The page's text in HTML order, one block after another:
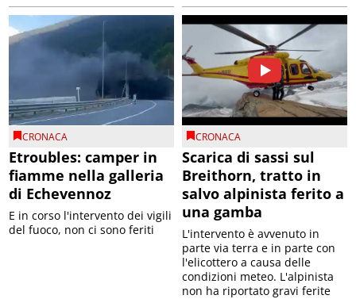
CRONACA
Etroubles: camper in
fiamme nella galleria
di Echevennoz
E in corso l'intervento dei vigili
del fuoco, non ci sono feriti
CRONACA
Scarica di sassi sul
Breithorn, tratto in
salvo alpinista ferito a
una gamba
L'intervento è avvenuto in
parte via terra e in parte con
l'elicottero a causa delle
condizioni meteo. L'alpinista
non ha riportato gravi ferite